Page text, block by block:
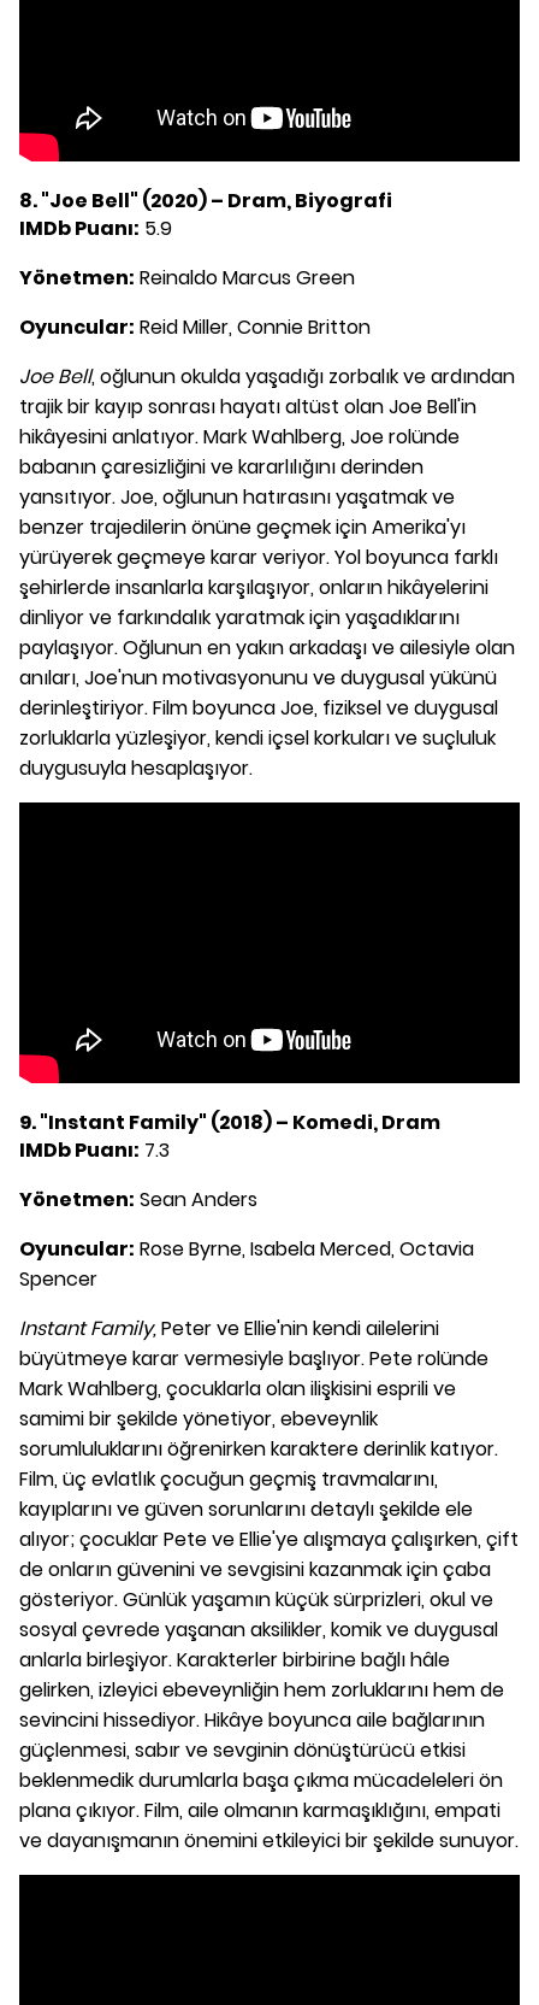
8. "Joe Bell" (2020) – Dram, Biyografi
IMDb Puanı: 5.9
Yönetmen: Reinaldo Marcus Green
Oyuncular: Reid Miller, Connie Britton
Joe Bell, oğlunun okulda yaşadığı zorbalık ve ardından
trajik bir kayıp sonrası hayatı altüst olan Joe Bell'in
hikâyesini anlatıyor. Mark Wahlberg, Joe rolünde
babanın çaresizliğini ve kararlılığını derinden
yansıtıyor. Joe, oğlunun hatırasını yaşatmak ve
benzer trajedilerin önüne geçmek için Amerika'yı
yürüyerek geçmeye karar veriyor. Yol boyunca farklı
şehirlerde insanlarla karşılaşıyor, onların hikâyelerini
dinliyor ve farkındalık yaratmak için yaşadıklarını
paylaşıyor. Oğlunun en yakın arkadaşı ve ailesiyle olan
anıları, Joe'nun motivasyonunu ve duygusal yükünü
derinleştiriyor. Film boyunca Joe, fiziksel ve duygusal
zorluklarla yüzleşiyor, kendi içsel korkuları ve suçluluk
duygusuyla hesaplaşıyor.
9. "Instant Family" (2018) – Komedi, Dram
IMDb Puanı: 7.3
Yönetmen: Sean Anders
Oyuncular: Rose Byrne, Isabela Merced, Octavia
Spencer
Instant Family,Peter ve Ellie'nin kendi ailelerini
büyütmeye karar vermesiyle başlıyor. Pete rolünde
Mark Wahlberg, çocuklarla olan ilişkisini esprili ve
samimi bir şekilde yönetiyor, ebeveynlik
sorumluluklarını öğrenirken karaktere derinlik katıyor.
Film, üç evlatlık çocuğun geçmiş travmalarını,
kayıplarını ve güven sorunlarını detaylı şekilde ele
alıyor; çocuklar Pete ve Ellie'ye alışmaya çalışırken, çift
de onların güvenini ve sevgisini kazanmak için çaba
gösteriyor. Günlük yaşamın küçük sürprizleri, okul ve
sosyal çevrede yaşanan aksilikler, komik ve duygusal
anlarla birleşiyor. Karakterler birbirine bağlı hâle
gelirken, izleyici ebeveynliğin hem zorluklarını hem de
sevincini hissediyor. Hikâye boyunca aile bağlarının
güçlenmesi, sabır ve sevginin dönüştürücü etkisi
beklenmedik durumlarla başa çıkma mücadeleleri ön
plana çıkıyor. Film, aile olmanın karmaşıklığını, empati
ve dayanışmanın önemini etkileyici bir şekilde sunuyor.